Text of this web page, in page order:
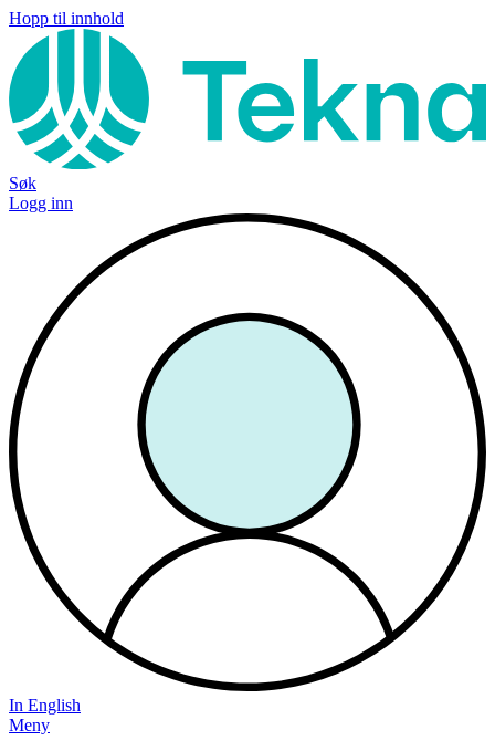
Hopp til innhold
Søk
Logg inn
In English
Meny